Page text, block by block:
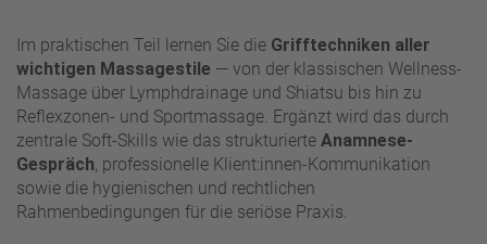
Im praktischen Teil lernen Sie die Grifftechniken aller
wichtigen Massagestile — von der klassischen Wellness-
Massage über Lymphdrainage und Shiatsu bis hin zu
Reflexzonen- und Sportmassage. Ergänzt wird das durch
zentrale Soft-Skills wie das strukturierte Anamnese-
Gespräch, professionelle Klient:innen-Kommunikation
sowie die hygienischen und rechtlichen
Rahmenbedingungen für die seriöse Praxis.